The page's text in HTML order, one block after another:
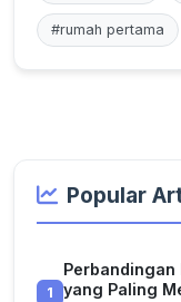
#rumah pertama
Popular
1
Perbandingan
yang Paling